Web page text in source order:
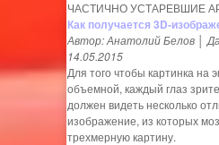
ЧАСТИЧНО УСТАРЕВШИЕ
Как получается 3D-
Автор: Анатолий Белов │
14.05.2015
Для того чтобы картинка на
объемной, каждый глаз
должен видеть несколько
изображение, из которых
трехмерную картину.